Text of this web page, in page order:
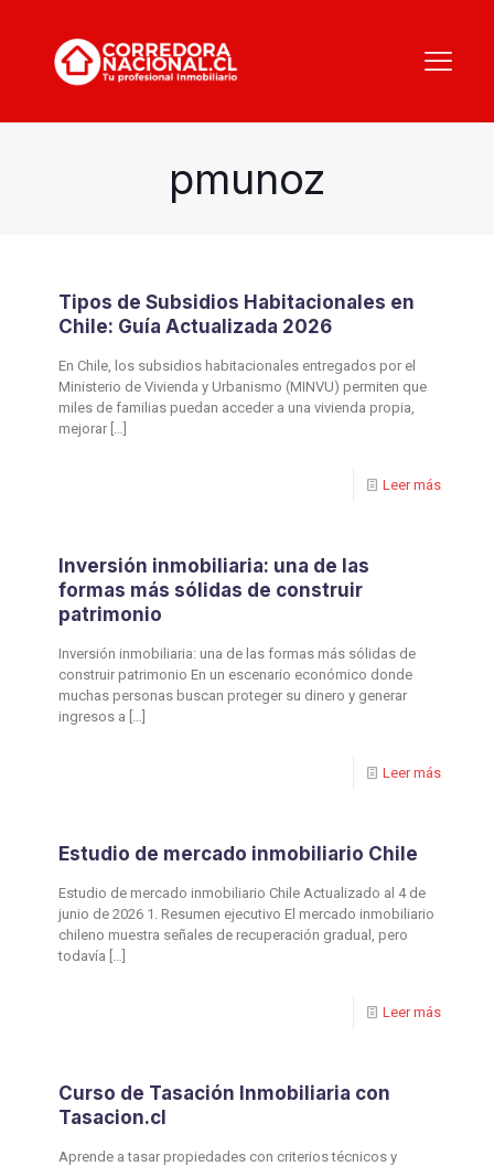
pmunoz
Tipos de Subsidios Habitacionales en
Chile: Guía Actualizada 2026
En Chile, los subsidios habitacionales entregados por el
Ministerio de Vivienda y Urbanismo (MINVU) permiten que
miles de familias puedan acceder a una vivienda propia,
mejorar
Leer más
Inversión inmobiliaria: una de las
formas más sólidas de construir
patrimonio
Inversión inmobiliaria: una de las formas más sólidas de
construir patrimonio En un escenario económico donde
muchas personas buscan proteger su dinero y generar
ingresos a
Leer más
Estudio de mercado inmobiliario Chile
Estudio de mercado inmobiliario Chile Actualizado al 4 de
junio de 2026 1. Resumen ejecutivo El mercado inmobiliario
chileno muestra señales de recuperación gradual, pero
todavía
Leer más
Curso de Tasación Inmobiliaria con
Tasacion.cl
Aprende a tasar propiedades con criterios técnicos y